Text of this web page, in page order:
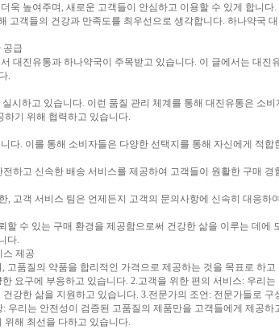
높여주며, 새로운 고객들이 안심하고 이용할 수 있게 합니
객들의 건강과 만족도를 최우선으로 생각합니다. 하나약국
공급
대진유통과 하나약국이 주목받고 있습니다. 이 글에서는 대진
.
하고 있습니다. 이런 품질 관리 체계를 통해 대진유통은 소
기 위해 협력하고 있습니다.
. 이를 통해 소비자들은 다양한 선택지를 통해 자신에게 적합
하고 신속한 배송 서비스를 제공하여 고객들이 원활한 구매 경
고객 서비스 팀은 언제든지 고객의 문의사항에 신속히 대응하
수 있는 구매 환경을 제공함으로써 건강한 삶을 이루는 데에
다.
스 제공
품질의 약품을 합리적인 가격으로 제공하는 것을 목표로 하고
구에 부응하고 있습니다. 2.고객을 위한 편의 서비스: 우리
강한 삶을 지원하고 있습니다. 3.전문가의 조언: 전문가들로
리는 안전성이 검증된 고품질의 제품만을 고객들에게 제공하
위해 최선을 다하고 있습니다.